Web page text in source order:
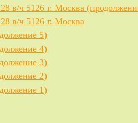
в/ч 5126 г. Москва
в/ч 5126 г. Москва
5)
4)
3)
2)
1)